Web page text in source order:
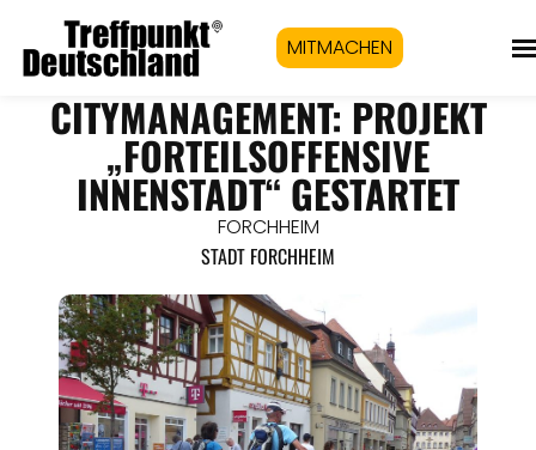
MITMACHEN
CITYMANAGEMENT: PROJEKT
„FORTEILSOFFENSIVE
INNENSTADT“ GESTARTET
FORCHHEIM
STADT FORCHHEIM